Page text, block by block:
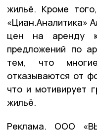
жильё. Кроме
«Циан.Аналитика»
цен на аренду
предложений по
тем, что
отказываются от
что и мотивирует
жильё.
Реклама. ООО